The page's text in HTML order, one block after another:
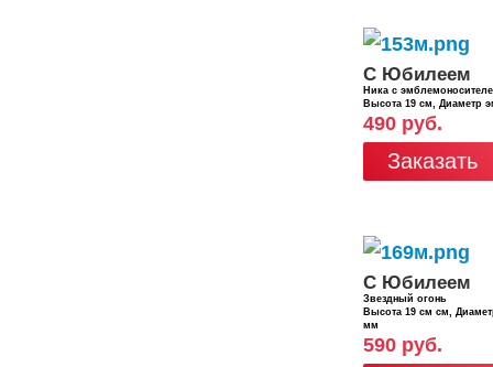
С Юбилеем
Ника с
Высота 19 см, Диаметр
490 руб.
Заказать
С Юбилеем
Звездный огонь
Высота 19 см см,
мм
590 руб.